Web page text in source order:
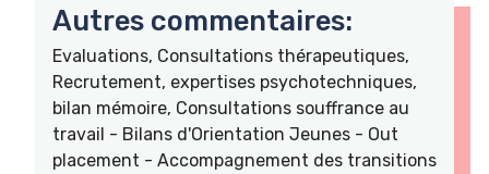
Autres commentaires:
Evaluations, Consultations thérapeutiques,
Recrutement, expertises psychotechniques,
bilan mémoire, Consultations souffrance au
travail - Bilans d'Orientation Jeunes - Out
placement - Accompagnement des transitions